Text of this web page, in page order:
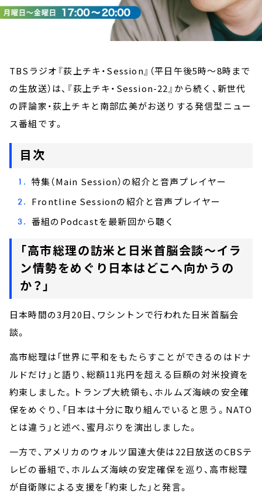
TBSラジオ『荻上チキ・Session』（平日午後5時～8時まで
の生放送）は、『荻上チキ・Session-22』から続く、新世代
の評論家・荻上チキと南部広美がお送りする発信型ニュー
ス番組です。
目次
特集（Main Session）の紹介と音声プレイヤー
Frontline Sessionの紹介と音声プレイヤー
番組のPodcastを最新回から聴く
「高市総理の訪米と日米首脳会談～イラ
ン情勢をめぐり日本はどこへ向かうの
か？」
日本時間の3月20日、ワシントンで行われた日米首脳会
談。
高市総理は「世界に平和をもたらすことができるのはドナ
ルドだけ」と語り、総額11兆円を超える巨額の対米投資を
約束しました。トランプ大統領も、ホルムズ海峡の安全確
保をめぐり、「日本は十分に取り組んでいると思う。NATO
とは違う」と述べ、蜜月ぶりを演出しました。
一方で、アメリカのウォルツ国連大使は22日放送のCBSテ
レビの番組で、ホルムズ海峡の安定確保を巡り、高市総理
が自衛隊による支援を「約束した」と発言。